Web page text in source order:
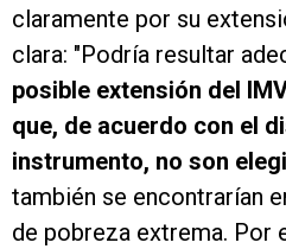
claramente por su
clara: "Podría resultar
posible extensión del
que, de acuerdo con el
instrumento, no son
también se encontrarían
de pobreza extrema. Por